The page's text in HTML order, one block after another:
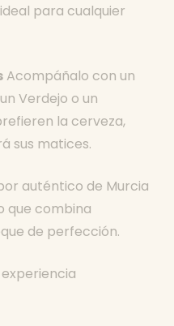
para cualquier
Acompáñalo con un
Verdejo o un
la cerveza,
sus matices.
auténtico de Murcia
que combina
de perfección.